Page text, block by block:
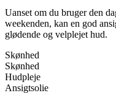
Uanset om du bruger den
weekenden, kan en god
glødende og velplejet hud.
Skønhed
Skønhed
Hudpleje
Ansigtsolie